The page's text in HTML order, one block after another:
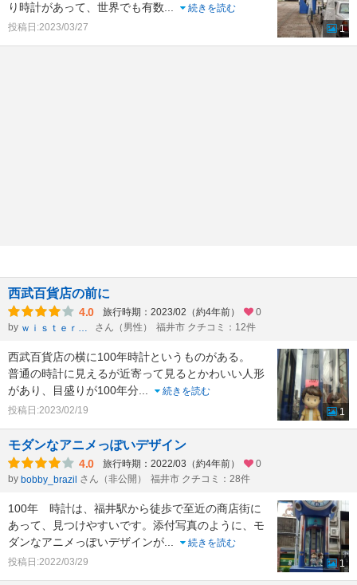
り時計があって、世界でも有数...
続きを読む
投稿日:2023/03/27
1
西武百貨店の前に
4.0 旅行時期：2023/02（約4年前）
0
by
ｗｉｓｔｅｒｉａ さん（男性） 福井市 クチコミ：12件
西武百貨店の横に100年時計というものがある。
普通の時計に見えるが近寄って見るとかわいい人形
があり、目盛りが100年分...
続きを読む
投稿日:2023/02/19
1
モダンなアニメっぽいデザイン
4.0 旅行時期：2022/03（約4年前）
0
by bobby_brazil さん（非公開） 福井市 クチコミ：28件
100年 時計は、福井駅から徒歩で至近の商店街に
あって、見つけやすいです。添付写真のように、モ
ダンなアニメっぽいデザインが...
続きを読む
投稿日:2022/03/29
1